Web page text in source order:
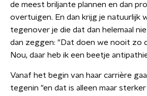
de meest briljante plannen en dan
overtuigen. En dan krijg je natuurlijk
tegenover je die dat dan helemaal
dan zeggen: "Dat doen we nooit zo
Nou, daar heb ik een beetje
Vanaf het begin van haar carrière
tegenin "en dat is alleen maar